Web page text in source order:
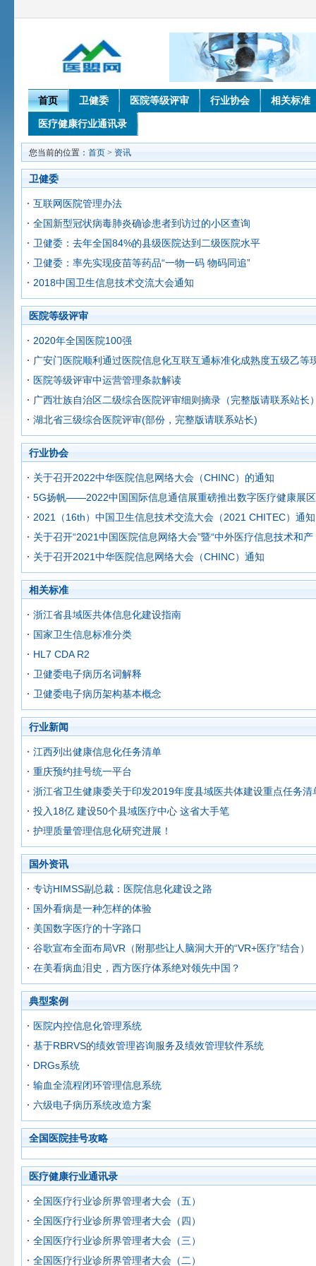
首页 卫健委 医院等级评审 行业协会 相关标准
医疗健康行业通讯录
您当前的位置： 首页 > 资讯
卫健委
互联网医院管理办法
全国新型冠状病毒肺炎确诊患者到访过的小区查询
卫健委：去年全国84%的县级医院达到二级医院水平
卫健委：率先实现疫苗等药品“一物一码 物码同追”
2018中国卫生信息技术交流大会通知
医院等级评审
2020年全国医院100强
广安门医院顺利通过医院信息化互联互通标准化成熟度五级乙等
医院等级评审中运营管理条款解读
广西壮族自治区二级综合医院评审细则摘录（完整版请联系站长
湖北省三级综合医院评审(部份，完整版请联系站长)
行业协会
关于召开2022中华医院信息网络大会（CHINC）的通知
5G扬帆——2022中国国际信息通信展重磅推出数字医疗健康展区
2021（16th）中国卫生信息技术交流大会（2021 CHITEC）通知
关于召开“2021中国医院信息网络大会”暨“中外医疗信息技术和产
关于召开2021中华医院信息网络大会（CHINC）通知
相关标准
浙江省县域医共体信息化建设指南
国家卫生信息标准分类
HL7 CDA R2
卫健委电子病历名词解释
卫健委电子病历架构基本概念
行业新闻
江西列出健康信息化任务清单
重庆预约挂号统一平台
浙江省卫生健康委关于印发2019年度县域医共体建设重点任务清
投入18亿 建设50个县域医疗中心 这省大手笔
护理质量管理信息化研究进展！
国外资讯
专访HIMSS副总裁：医院信息化建设之路
国外看病是一种怎样的体验
美国数字医疗的十字路口
谷歌宣布全面布局VR（附那些让人脑洞大开的“VR+医疗”结合）
在美看病血泪史，西方医疗体系绝对领先中国？
典型案例
医院内控信息化管理系统
基于RBRVS的绩效管理咨询服务及绩效管理软件系统
DRGs系统
输血全流程闭环管理信息系统
六级电子病历系统改造方案
全国医院挂号攻略
医疗健康行业通讯录
全国医疗行业诊所界管理者大会（五）
全国医疗行业诊所界管理者大会（四）
全国医疗行业诊所界管理者大会（三）
全国医疗行业诊所界管理者大会（二）